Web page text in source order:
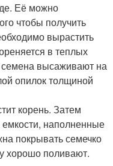
Её можно
чтобы получить
вырастить
в теплых
высаживают на
опилок толщиной
корень. Затем
наполненные
покрывать семечко
хорошо поливают.